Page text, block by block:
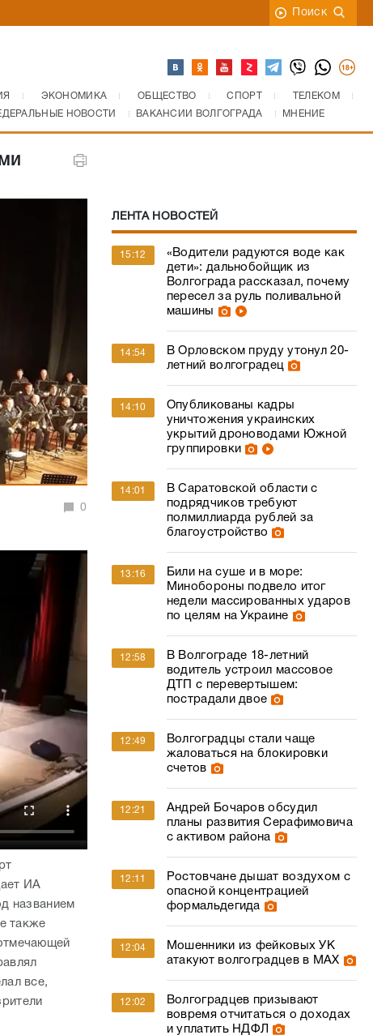
Поиск
ЭКОНОМИКА ОБЩЕСТВО СПОРТ
ТЕЛЕКОМ
НОВОСТИ ВАКАНСИИ ВОЛГОГРАДА МНЕНИЕ
0
ИА
названием
также
все,
ЛЕНТА НОВОСТЕЙ
15:12
«Водители радуются воде как
дети»: дальнобойщик из
Волгограда рассказал, почему
пересел за руль поливальной
машины
14:54
В Орловском пруду утонул 20-
летний волгоградец
14:10
Опубликованы кадры
уничтожения украинских
укрытий дроноводами Южной
группировки
14:01
В Саратовской области с
подрядчиков требуют
полмиллиарда рублей за
благоустройство
13:16
Били на суше и в море:
Минобороны подвело итог
недели массированных ударов
по целям на Украине
12:58
В Волгограде 18-летний
водитель устроил массовое
ДТП с перевертышем:
пострадали двое
12:49
Волгоградцы стали чаще
жаловаться на блокировки
счетов
12:21
Андрей Бочаров обсудил
планы развития Серафимовича
с активом района
12:11
Ростовчане дышат воздухом с
опасной концентрацией
формальдегида
12:04
Мошенники из фейковых УК
атакуют волгоградцев в МАХ
12:02
Волгоградцев призывают
вовремя отчитаться о доходах
и уплатить НДФЛ